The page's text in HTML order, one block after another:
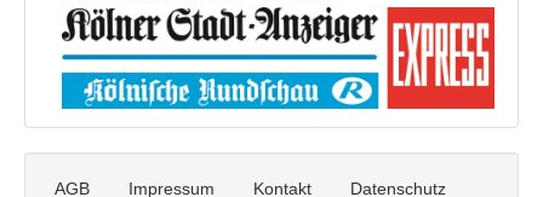
AGB Impressum Kontakt Datenschutz